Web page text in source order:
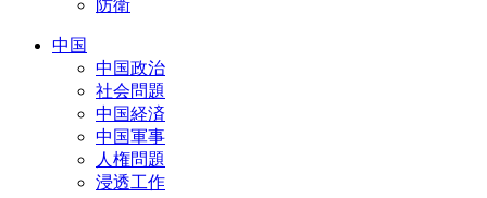
防衛
中国
中国政治
社会問題
中国経済
中国軍事
人権問題
浸透工作